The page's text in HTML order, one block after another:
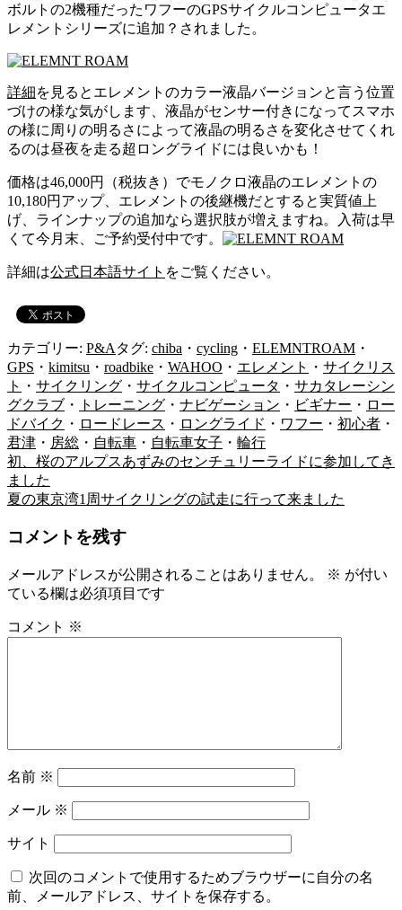
ボルトの2機種だったワフーのGPSサイクルコンピュータエ
レメントシリーズに追加？されました。
詳細を見るとエレメントのカラー液晶バージョンと言う位置
づけの様な気がします、液晶がセンサー付きになってスマホ
の様に周りの明るさによって液晶の明るさを変化させてくれ
るのは昼夜を走る超ロングライドには良いかも！
価格は46,000円（税抜き）でモノクロ液晶のエレメントの
10,180円アップ、エレメントの後継機だとすると実質値上
げ、ラインナップの追加なら選択肢が増えますね。入荷は早
くて今月末、ご予約受付中です。
詳細は公式日本語サイト をご覧ください。
カテゴリー: P&A タグ: chiba ・ cycling ・ ELEMNTROAM ・
GPS ・ kimitsu ・ roadbike ・ WAHOO ・ エレメント ・ サイクリス
ト
・ サイクリング ・ サイクルコンピュータ ・ サカタレーシン
グクラブ ・ トレーニング ・ ナビゲーション ・ ビギナー ・ ロー
ドバイク ・ ロードレース ・ ロングライド ・ ワフー ・ 初心者 ・
君津 ・ 房総 ・ 自転車 ・ 自転車女子 ・ 輪行
投
稿
ビ
ゲ
シ
初、桜のアルプスあずみのセンチュリーライドに参加してき
ました
夏の東京湾1周サイクリングの試走に行って来ました
コメントを残す
メールアドレスが公開されることはありません。 ※ が付い
ている欄は必須項目です
コメント ※
名前 ※
メール ※
サイト
次回のコメントで使用するためブラウザーに自分の名
前、メールアドレス、サイトを保存する。